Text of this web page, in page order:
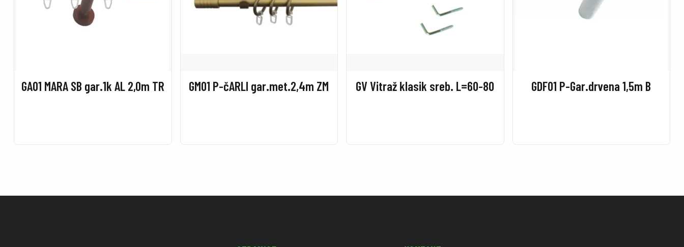
GA01 MARA SB gar.1k AL 2,0m TR GM01 P-čARLI gar.met.2,4m ZM GV Vitraž klasik sreb. L=60-80 GDF01 P-Gar.drvena 1,5m B